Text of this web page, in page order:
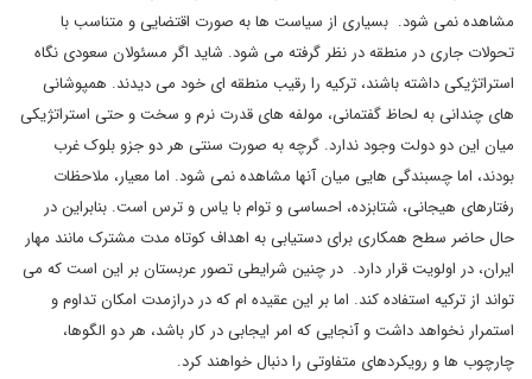
مشاهده نمی شود. بسیاری از سیاست ها به صورت اقتضایی و متناسب با
تحولات جاری در منطقه در نظر گرفته می شود. شاید اگر مسئولان سعودی نگاه
استراتژیکی داشته باشند، ترکیه را رقیب منطقه ای خود می دیدند. همپوشانی
های چندانی به لحاظ گفتمانی، مولفه های قدرت نرم و سخت و حتی استراتژیکی
میان این دو دولت وجود ندارد. گرچه به صورت سنتی هر دو جزو بلوک غرب
بودند، اما چسبندگی هایی میان آنها مشاهده نمی شود. اما معیار، ملاحظات
رفتارهای هیجانی، شتابزده، احساسی و توام با یاس و ترس است. بنابراین در
حال حاضر سطح همکاری برای دستیابی به اهداف کوتاه مدت مشترک مانند مهار
ایران، در اولویت قرار دارد. در چنین شرایطی تصور عربستان بر این است که می
تواند از ترکیه استفاده کند. اما بر این عقیده ام که در درازمدت امکان تداوم و
استمرار نخواهد داشت و آنجایی که امر ایجابی در کار باشد، هر دو الگوها،
چارچوب ها و رویکردهای متفاوتی را دنبال خواهند کرد.